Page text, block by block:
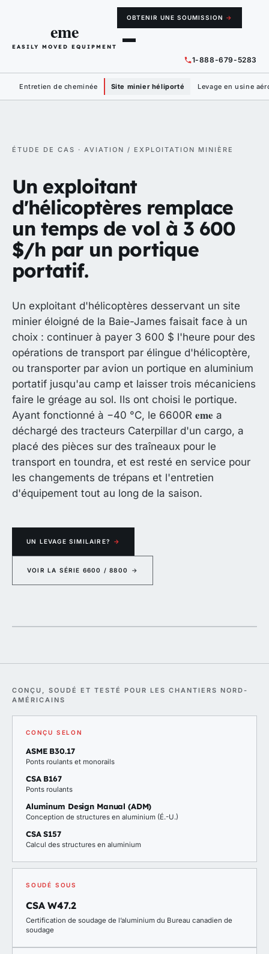
eme
EASILY MOVED EQUIPMENT
1-888-679-5283
OBTENIR UNE SOUMISSION →
Entretien de cheminée Site minier héliporté Levage en usine
ÉTUDE DE CAS · AVIATION / EXPLOITATION MINIÈRE
Un exploitant
d'hélicoptères remplace
un temps de vol à 3 600
$/h par un portique
portatif.
Un exploitant d'hélicoptères desservant un site
minier éloigné de la Baie-James faisait face à un
choix : continuer à payer 3 600 $ l'heure pour des
opérations de transport par élingue d'hélicoptère,
ou transporter par avion un portique en aluminium
portatif jusqu'au camp et laisser trois mécaniciens
faire le gréage au sol. Ils ont choisi le portique.
Ayant fonctionné à −40 °C, le 6600R eme a
déchargé des tracteurs Caterpillar d'un cargo, a
placé des pièces sur des traîneaux pour le
transport en toundra, et est resté en service pour
les changements de trépans et l'entretien
d'équipement tout au long de la saison.
UN LEVAGE SIMILAIRE? →
VOIR LA SÉRIE 6600 / 8800 →
CONÇU, SOUDÉ ET TESTÉ POUR LES CHANTIERS NORD-
AMÉRICAINS
CONÇU SELON
ASME B30.17
Ponts roulants et monorails
CSA B167
Ponts roulants
Aluminum Design Manual (ADM)
Conception de structures en aluminium (É.-U.)
CSA S157
Calcul des structures en aluminium
SOUDÉ SOUS
CSA W47.2
Certification de soudage de l’aluminium du Bureau canadien de
soudage